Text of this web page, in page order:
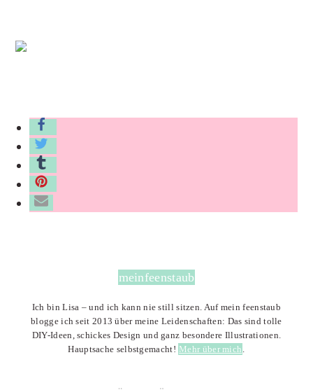
meinfeenstaub
Ich bin Lisa – und ich kann nie still sitzen. Auf mein feenstaub
blogge ich seit 2013 über meine Leidenschaften: Das sind tolle
DIY-Ideen, schickes Design und ganz besondere Illustrationen.
Hauptsache selbstgemacht! Mehr über mich .